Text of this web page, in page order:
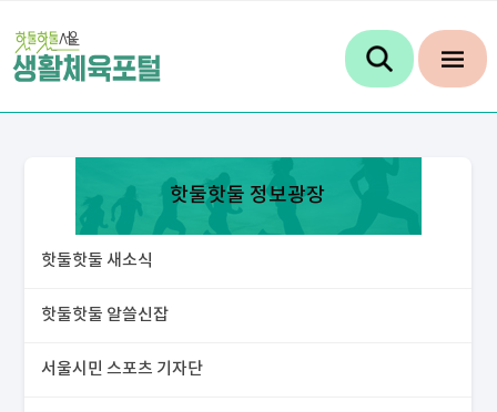
핫둘핫둘 정보광장
핫둘핫둘 새소식
핫둘핫둘 알쓸신잡
서울시민 스포츠 기자단